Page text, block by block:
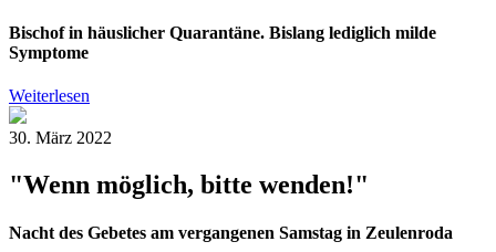
Bischof in häuslicher Quarantäne. Bislang lediglich milde
Symptome
Weiterlesen
30. März 2022
"Wenn möglich, bitte wenden!"
Nacht des Gebetes am vergangenen Samstag in Zeulenroda